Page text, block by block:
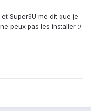
SuperSU me dit que je
peux pas les installer :/